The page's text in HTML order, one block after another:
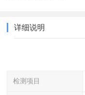
详细说明
检测项目